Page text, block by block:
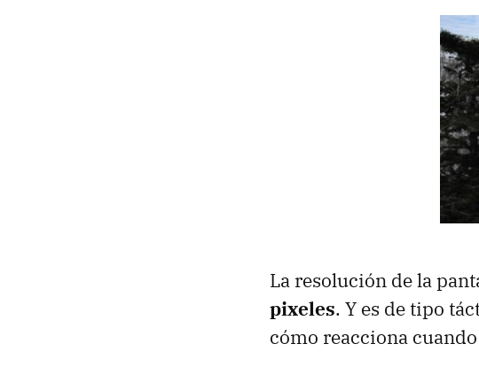
La resolución de la
pixeles. Y es de tipo
cómo reacciona